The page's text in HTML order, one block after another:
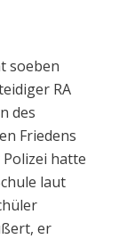
soeben
RA
des
Friedens
hatte
laut
er